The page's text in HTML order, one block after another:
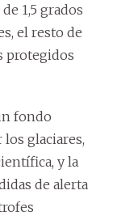
1,5 grados
el resto de
protegidos
fondo
glaciares,
y la
de alerta